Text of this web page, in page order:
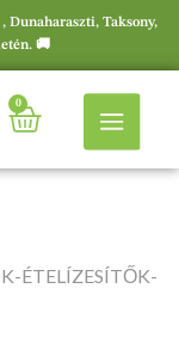
Dunaharaszti, Taksony,
🚚
0
ÉTELÍZESÍTŐK-